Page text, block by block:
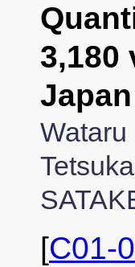
3,180
Japan
[C01-